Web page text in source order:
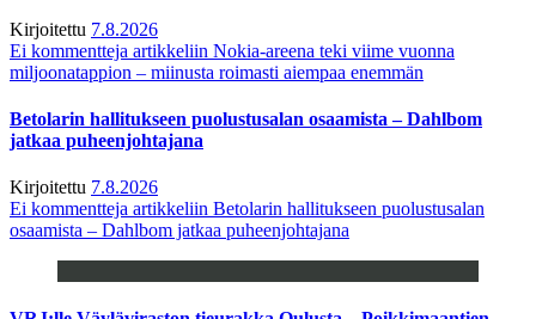
Kirjoitettu 7.8.2026
Ei kommentteja artikkeliin Nokia-areena teki viime vuonna
miljoonatappion – miinusta roimasti aiempaa enemmän
Betolarin hallitukseen puolustusalan osaamista – Dahlbom
jatkaa puheenjohtajana
Kirjoitettu 7.8.2026
Ei kommentteja artikkeliin Betolarin hallitukseen puolustusalan
osaamista – Dahlbom jatkaa puheenjohtajana